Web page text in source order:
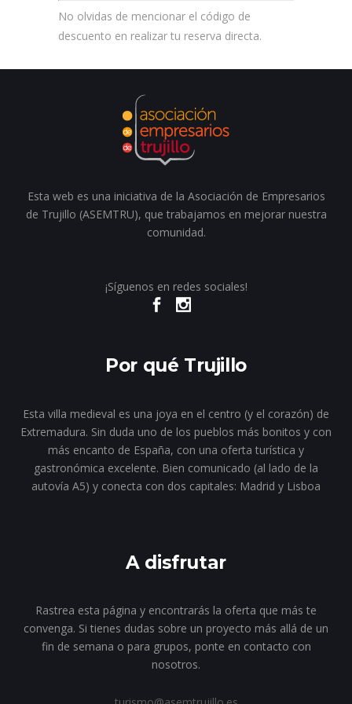
No olvidas de mencionar el código de
descuento en realizar tu reserva directa.
Esta web es una iniciativa de la Asociación de Empresarios
de Trujillo (ASEMTRU), que trabajamos en mejorar nuestra
comunidad.
¡Síguenos en redes sociales!
Por qué Trujillo
Esta villa medieval es una joya en el centro (y el corazón) de
Extremadura. Sin duda uno de los pueblos más bonitos y con
más encanto de España, con una oferta turística y
gastronómica excelente. Bien comunicado (al lado de la
autovía A5) y conecta con dos capitales: Madrid y Lisboa
A disfrutar
Rastrea esta página y encontrarás la oferta que más te
convenga. Si tienes dudas sobre un proyecto más allá de un
fin de semana o para grupos, ponte en contacto con
nosotros.